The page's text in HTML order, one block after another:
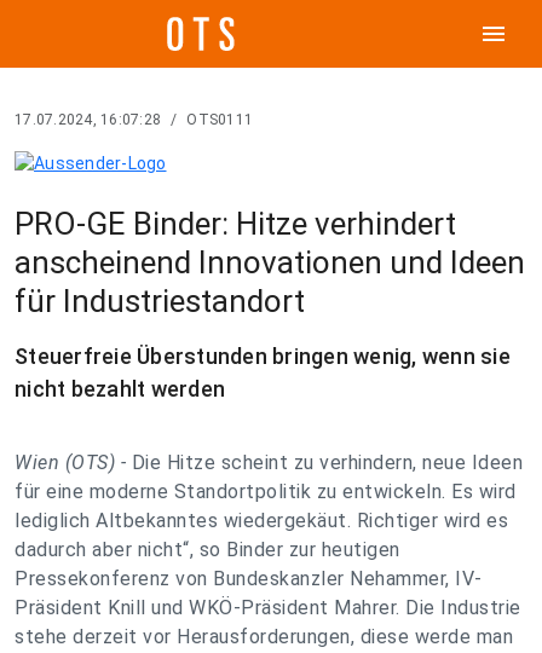
menu
17.07.2024, 16:07:28 / OTS0111
PRO-GE Binder: Hitze verhindert
anscheinend Innovationen und Ideen
für Industriestandort
Steuerfreie Überstunden bringen wenig, wenn sie
nicht bezahlt werden
Wien (OTS) - Die Hitze scheint zu verhindern, neue Ideen
für eine moderne Standortpolitik zu entwickeln. Es wird
lediglich Altbekanntes wiedergekäut. Richtiger wird es
dadurch aber nicht“, so Binder zur heutigen
Pressekonferenz von Bundeskanzler Nehammer, IV-
Präsident Knill und WKÖ-Präsident Mahrer. Die Industrie
stehe derzeit vor Herausforderungen, diese werde man